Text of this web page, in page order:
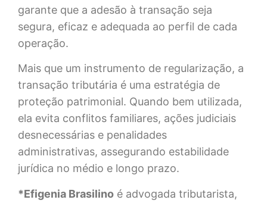
garante que a adesão à transação seja
segura, eficaz e adequada ao perfil de cada
operação.
Mais que um instrumento de regularização, a
transação tributária é uma estratégia de
proteção patrimonial. Quando bem utilizada,
ela evita conflitos familiares, ações judiciais
desnecessárias e penalidades
administrativas, assegurando estabilidade
jurídica no médio e longo prazo.
*Efigenia Brasilino é advogada tributarista,